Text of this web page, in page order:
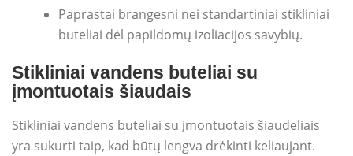
Paprastai brangesni nei standartiniai stikliniai
buteliai dėl papildomų izoliacijos savybių.
Stikliniai vandens buteliai su
įmontuotais šiaudais
Stikliniai vandens buteliai su įmontuotais šiaudeliais
yra sukurti taip, kad būtų lengva drėkinti keliaujant.